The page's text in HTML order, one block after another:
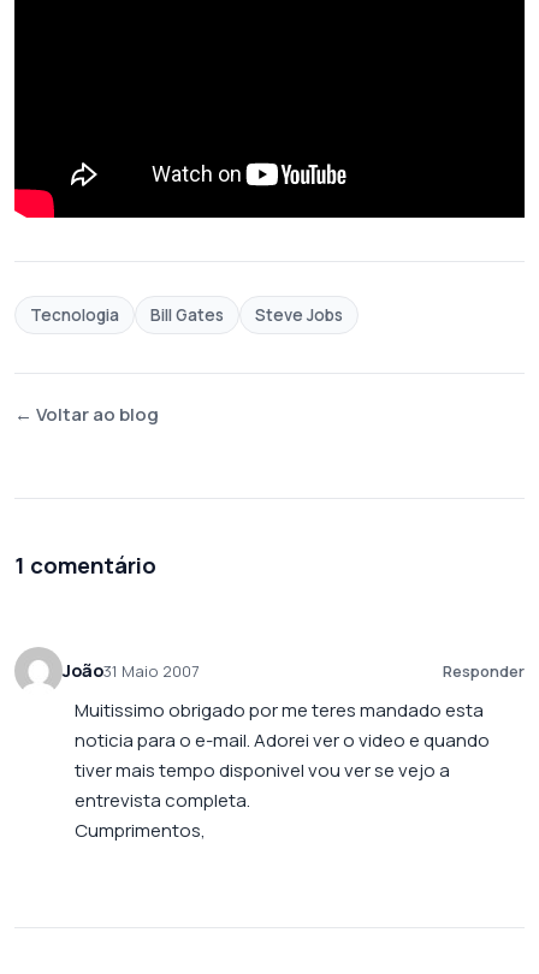
Tecnologia Bill Gates Steve Jobs
← Voltar ao blog
1 comentário
João31 Maio 2007 Responder
Muitissimo obrigado por me teres mandado esta
noticia para o e-mail. Adorei ver o video e quando
tiver mais tempo disponivel vou ver se vejo a
entrevista completa.
Cumprimentos,